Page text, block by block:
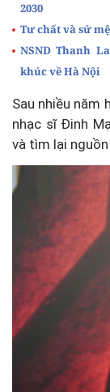
2030
Tư chất và sứ
NSND Thanh
khúc về Hà Nội
Sau nhiều năm
nhạc sĩ Đinh
và tìm lại